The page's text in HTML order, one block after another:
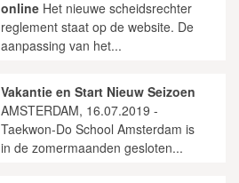
online Het nieuwe scheidsrechter
reglement staat op de website. De
aanpassing van het...
Vakantie en Start Nieuw Seizoen
AMSTERDAM, 16.07.2019 -
Taekwon-Do School Amsterdam is
in de zomermaanden gesloten...